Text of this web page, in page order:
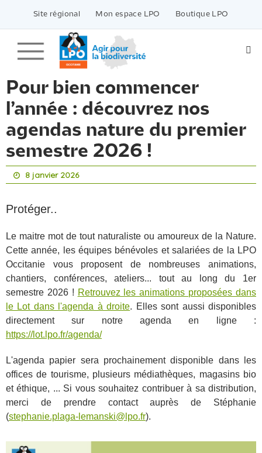
contenu
Site régional Mon espace LPO Boutique LPO
Pour bien commencer
l’année : découvrez nos
agendas nature du premier
semestre 2026 !
8 janvier 2026
Protéger..
Le maitre mot de tout naturaliste ou amoureux de la Nature.
Cette année, les équipes bénévoles et salariées de la LPO
Occitanie vous proposent de nombreuses animations,
chantiers, conférences, ateliers... tout au long du 1er
semestre 2026 ! Retrouvez les animations proposées dans
le Lot dans l'agenda à droite. Elles sont aussi disponibles
directement sur notre agenda en ligne :
https://lot.lpo.fr/agenda/
L'agenda papier sera prochainement disponible dans les
offices de tourisme, plusieurs médiathèques, magasins bio
et éthique, ... Si vous souhaitez contribuer à sa distribution,
merci de prendre contact auprès de Stéphanie
(stephanie.plaga-lemanski@lpo.fr).